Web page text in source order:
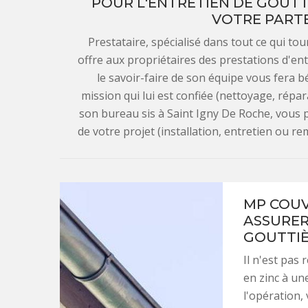
VOTRE
Prestataire, spécialisé dans tout ce qui
offre aux propriétaires des prestations
le savoir-faire de son équipe vous fera
mission qui lui est confiée (nettoyage,
son bureau sis à Saint Igny De Roche,
de votre projet (installation, entretien ou
MP
Il n'est pas
en zinc à
l'opération,